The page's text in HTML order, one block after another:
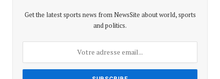
Get the latest sports news from NewsSite about world, sports
and politics.